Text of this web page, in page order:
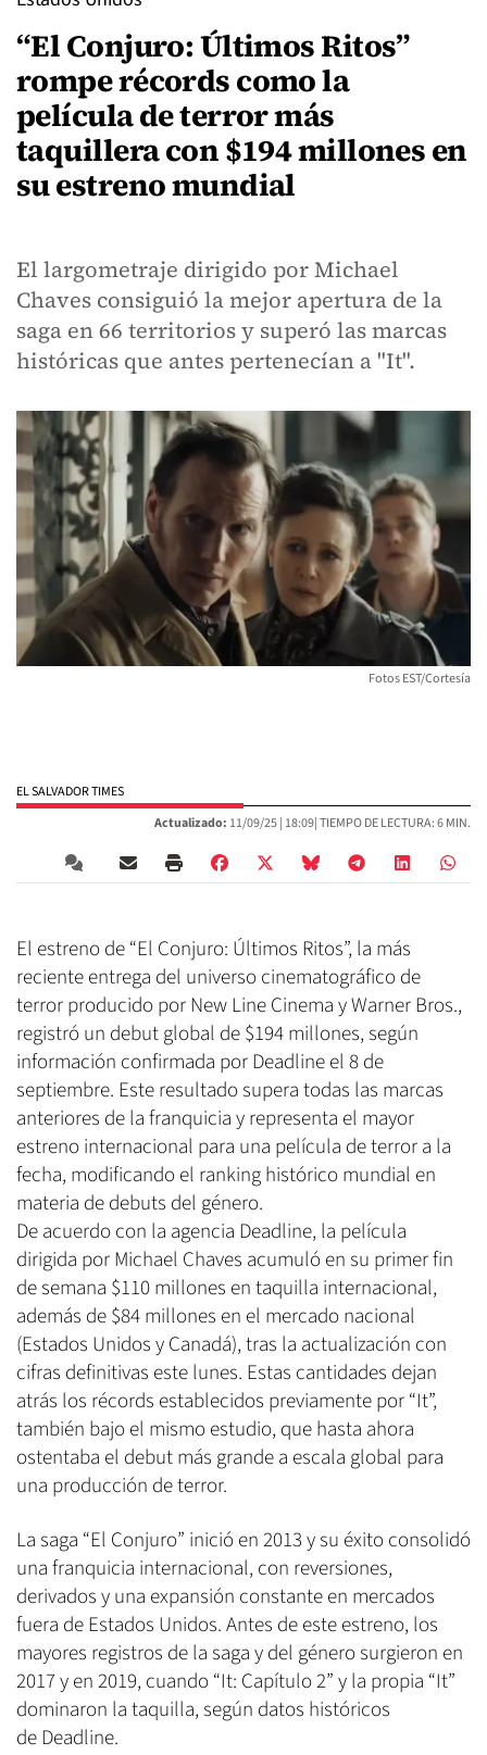
“El Conjuro: Últimos Ritos”
rompe récords como la
película de terror más
taquillera con $194 millones en
su estreno mundial
El largometraje dirigido por Michael
Chaves consiguió la mejor apertura de la
saga en 66 territorios y superó las marcas
históricas que antes pertenecían a "It".
Fotos EST/Cortesía
EL SALVADOR TIMES
Actualizado: 11/09/25 | 18:09| TIEMPO DE LECTURA: 6 MIN.
El estreno de “El Conjuro: Últimos Ritos”, la más
reciente entrega del universo cinematográfico de
terror producido por New Line Cinema y Warner Bros.,
registró un debut global de $194 millones, según
información confirmada por Deadline el 8 de
septiembre. Este resultado supera todas las marcas
anteriores de la franquicia y representa el mayor
estreno internacional para una película de terror a la
fecha, modificando el ranking histórico mundial en
materia de debuts del género.
De acuerdo con la agencia Deadline, la película
dirigida por Michael Chaves acumuló en su primer fin
de semana $110 millones en taquilla internacional,
además de $84 millones en el mercado nacional
(Estados Unidos y Canadá), tras la actualización con
cifras definitivas este lunes. Estas cantidades dejan
atrás los récords establecidos previamente por “It”,
también bajo el mismo estudio, que hasta ahora
ostentaba el debut más grande a escala global para
una producción de terror.
La saga “El Conjuro” inició en 2013 y su éxito consolidó
una franquicia internacional, con reversiones,
derivados y una expansión constante en mercados
fuera de Estados Unidos. Antes de este estreno, los
mayores registros de la saga y del género surgieron en
2017 y en 2019, cuando “It: Capítulo 2” y la propia “It”
dominaron la taquilla, según datos históricos
de Deadline.